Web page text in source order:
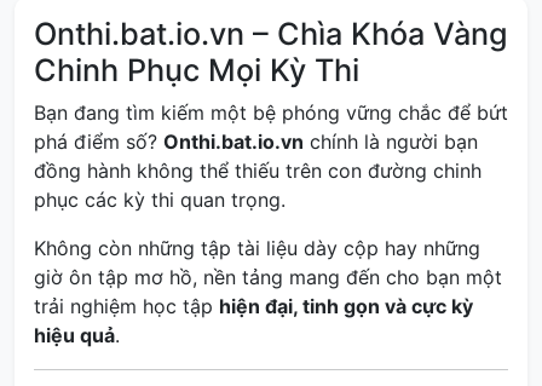
Onthi.bat.io.vn – Chìa Khóa Vàng
Chinh Phục Mọi Kỳ Thi
Bạn đang tìm kiếm một bệ phóng vững chắc để bứt
phá điểm số? Onthi.bat.io.vn chính là người bạn
đồng hành không thể thiếu trên con đường chinh
phục các kỳ thi quan trọng.
Không còn những tập tài liệu dày cộp hay những
giờ ôn tập mơ hồ, nền tảng mang đến cho bạn một
trải nghiệm học tập hiện đại, tinh gọn và cực kỳ
hiệu quả.